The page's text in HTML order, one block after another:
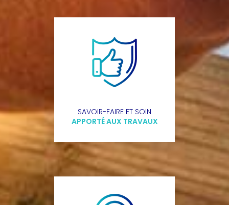
SAVOIR-FAIRE ET SOIN
APPORTÉ AUX TRAVAUX